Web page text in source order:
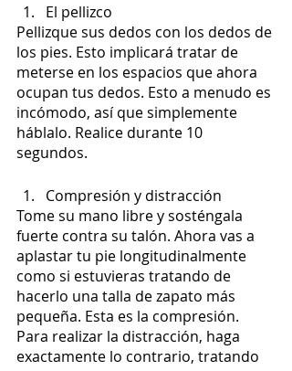
El pellizco
Pellizque sus dedos con los dedos de
los pies. Esto implicará tratar de
meterse en los espacios que ahora
ocupan tus dedos. Esto a menudo es
incómodo, así que simplemente
háblalo. Realice durante 10
segundos.
Compresión y distracción
Tome su mano libre y sosténgala
fuerte contra su talón. Ahora vas a
aplastar tu pie longitudinalmente
como si estuvieras tratando de
hacerlo una talla de zapato más
pequeña. Esta es la compresión.
Para realizar la distracción, haga
exactamente lo contrario, tratando